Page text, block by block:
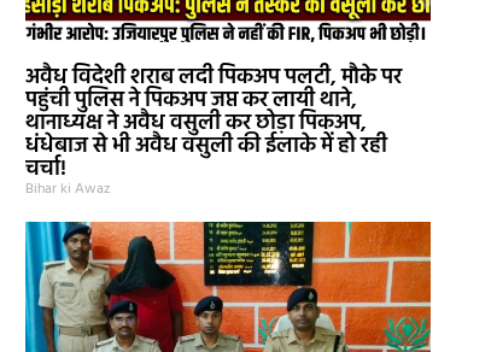
अवैध विदेशी शराब लदी पिकअप पलटी, मौके पर
पहुंची पुलिस ने पिकअप जप्त कर लायी थाने,
थानाध्यक्ष ने अवैध वसुली कर छोड़ा पिकअप,
धंधेबाज से भी अवैध वसुली की ईलाके में हो रही
चर्चा!
Bihar ki Awaz